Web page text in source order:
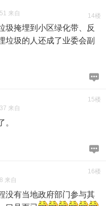
14楼
来自
圾掩埋到小区绿化带、反
垃圾的人还成了业委会副
15楼
来自
。
16楼
来自
没有当地政府部门参与其